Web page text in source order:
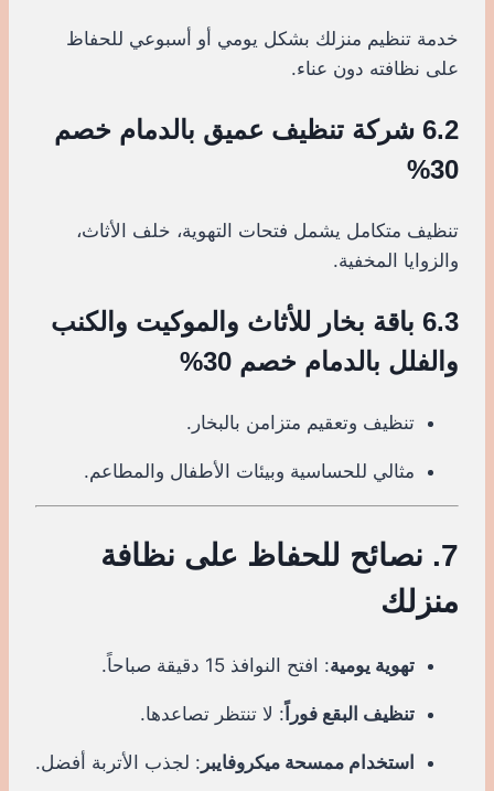
خدمة تنظيم منزلك بشكل يومي أو أسبوعي للحفاظ
على نظافته دون عناء.
6.2 شركة تنظيف عميق بالدمام خصم
30%
تنظيف متكامل يشمل فتحات التهوية، خلف الأثاث،
والزوايا المخفية.
6.3 باقة بخار للأثاث والموكيت والكنب
والفلل بالدمام خصم 30%
تنظيف وتعقيم متزامن بالبخار.
مثالي للحساسية وبيئات الأطفال والمطاعم.
7. نصائح للحفاظ على نظافة
منزلك
تهوية يومية: افتح النوافذ 15 دقيقة صباحاً.
تنظيف البقع فوراً : لا تنتظر تصاعدها.
استخدام ممسحة ميكروفايبر : لجذب الأتربة أفضل.